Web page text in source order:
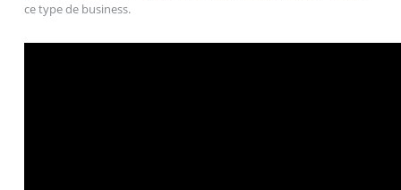
ce type de business.